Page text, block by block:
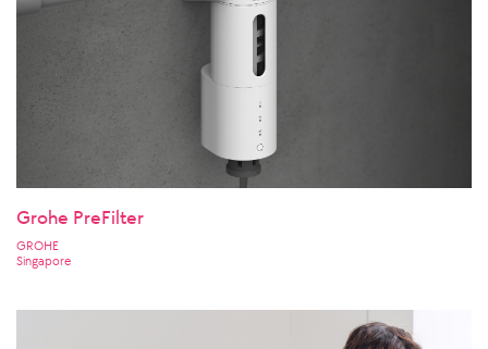
Grohe PreFilter
GROHE
Singapore